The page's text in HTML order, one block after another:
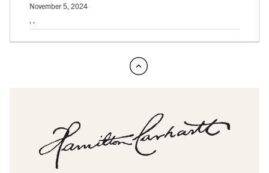
November 5, 2024